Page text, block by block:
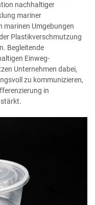
nachhaltiger
mariner
marinen Umgebungen
Plastikverschmutzung
Begleitende
Einweg-
Unternehmen dabei,
zu kommunizieren,
in